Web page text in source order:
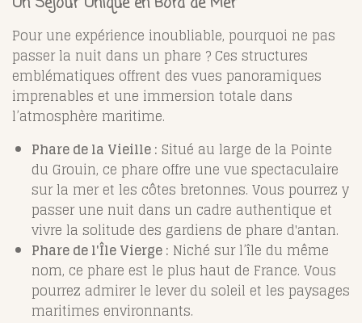
Pour une expérience inoubliable, pourquoi ne pas
passer la nuit dans un phare ? Ces structures
emblématiques offrent des vues panoramiques
imprenables et une immersion totale dans
l’atmosphère maritime.
Phare de la Vieille : Situé au large de la Pointe
du Grouin, ce phare offre une vue spectaculaire
sur la mer et les côtes bretonnes. Vous pourrez y
passer une nuit dans un cadre authentique et
vivre la solitude des gardiens de phare d'antan.
Phare de l'Île Vierge : Niché sur l’île du même
nom, ce phare est le plus haut de France. Vous
pourrez admirer le lever du soleil et les paysages
maritimes environnants.